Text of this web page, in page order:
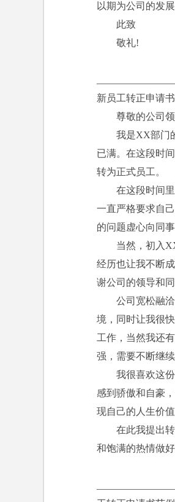
以期为公司的发
此致
敬礼!
新员工转正申请
尊敬的公司领
我是XX部门的
已满。在这段时
转为正式员工。
在这段时间里
一直严格要求自
的问题虚心向同
当然，初入XX(
经历也让我不断
谢公司的领导和
公司宽松融洽
境，同时让我很
工作，当然我还
强，需要不断继
我很喜欢这份
感到骄傲和自豪
现自己的人生价
在此我提出转
和饱满的热情做